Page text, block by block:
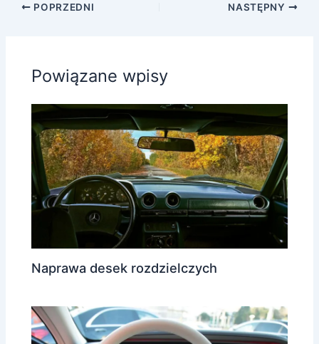
POPRZEDNI NASTĘPNY
Powiązane wpisy
Naprawa desek rozdzielczych